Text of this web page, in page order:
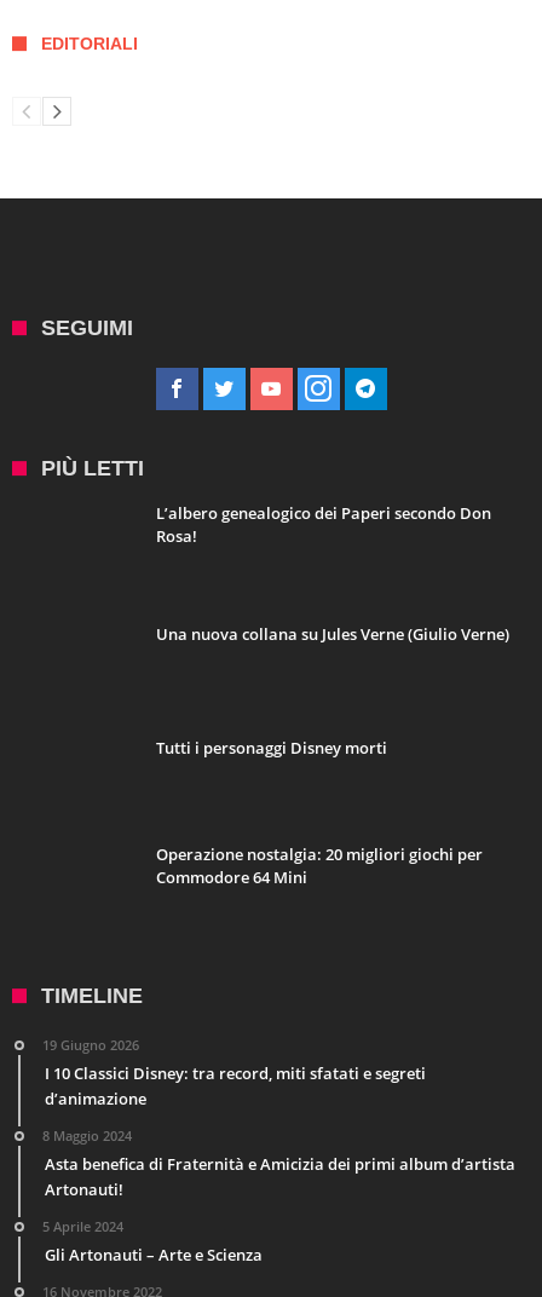
EDITORIALI
SEGUIMI
PIÙ LETTI
L’albero genealogico dei Paperi secondo Don
Rosa!
Una nuova collana su Jules Verne (Giulio Verne)
Tutti i personaggi Disney morti
Operazione nostalgia: 20 migliori giochi per
Commodore 64 Mini
TIMELINE
19 Giugno 2026
I 10 Classici Disney: tra record, miti sfatati e segreti
d’animazione
8 Maggio 2024
Asta benefica di Fraternità e Amicizia dei primi album d’artista
Artonauti!
5 Aprile 2024
Gli Artonauti – Arte e Scienza
16 Novembre 2022